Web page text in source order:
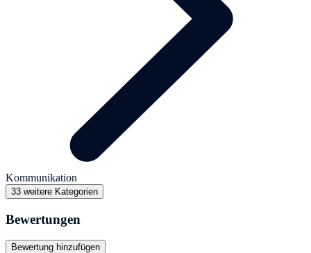
Kommunikation
33 weitere Kategorien
Bewertungen
Bewertung hinzufügen